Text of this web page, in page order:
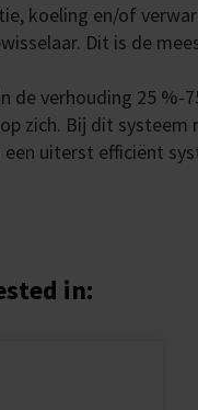
koeling en/of
Dit is de
de verhouding 25
zich. Bij dit
uiterst efficiënt
in: